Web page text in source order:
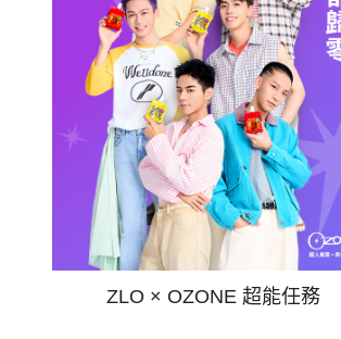
ZLO × OZONE 超能任務